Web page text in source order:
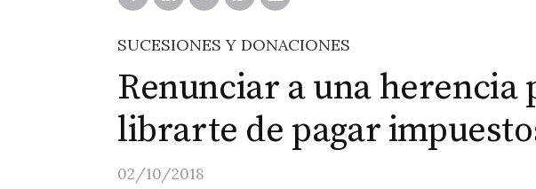
SUCESIONES Y DONACIONES
Renunciar a una herencia
librarte de pagar
02/10/2018